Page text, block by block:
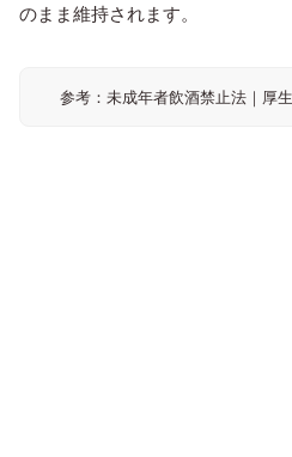
のまま維持されます。
参考：未成年者飲酒禁止法｜厚